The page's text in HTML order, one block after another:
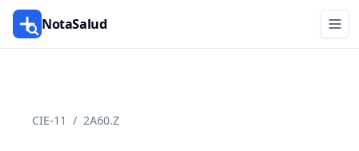
NotaSalud
CIE-11 / 2A60.Z